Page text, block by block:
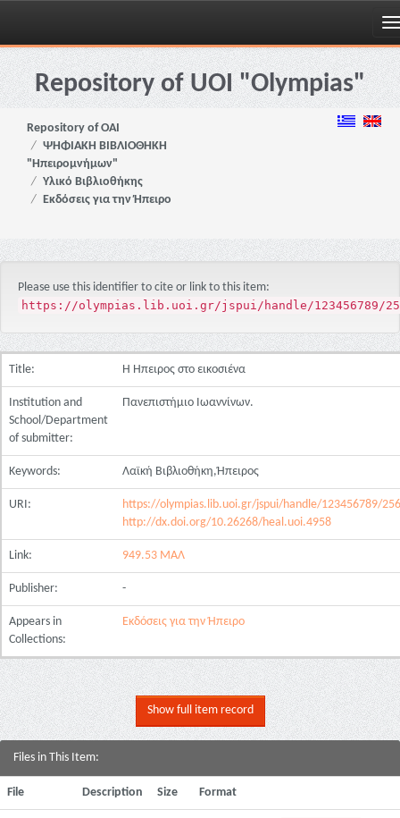
Skip
navigationRepository of UOI "Olympias"
Repository of OAI
ΨΗΦΙΑΚΗ ΒΙΒΛΙΟΘΗΚΗ
"Ηπειρομνήμων"
Υλικό Βιβλιοθήκης
Εκδόσεις για την Ήπειρο
Please use this identifier to cite or link to this item:
https://olympias.lib.uoi.gr/jspui/handle/123456789/
Title: Η Ήπειρος στο εικοσιένα
Institution and
School/Department
of submitter:
Πανεπιστήμιο Ιωαννίνων.
Keywords: Λαϊκή Βιβλιοθήκη,Ήπειρος
URI:
https://olympias.lib.uoi.gr/jspui/handle/123456789/
http://dx.doi.org/10.26268/heal.uoi.4958
Link: 949.53 ΜΑΛ
Publisher: -
Appears in
Collections:
Εκδόσεις για την Ήπειρο
Show full item record
Files in This Item:
File Description Size Format